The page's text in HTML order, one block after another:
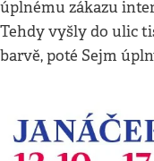
úplnému zákazu
Tehdy vyšly do ulic
barvě, poté Sejm